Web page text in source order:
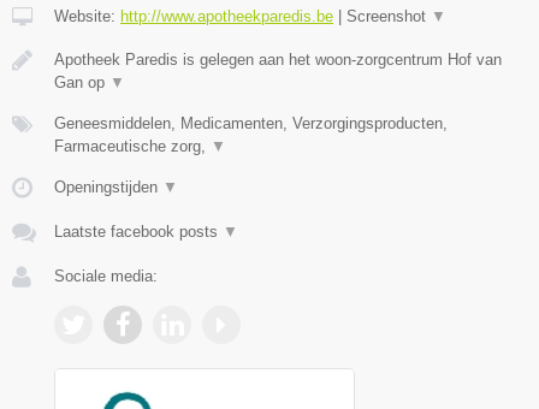
Website: http://www.apotheekparedis.be Screenshot ▼
Apotheek Paredis is gelegen aan het woon-zorgcentrum Hof van
Gan op ▼
Geneesmiddelen, Medicamenten, Verzorgingsproducten,
Farmaceutische zorg, ▼
Openingstijden ▼
Laatste facebook posts ▼
Sociale media: